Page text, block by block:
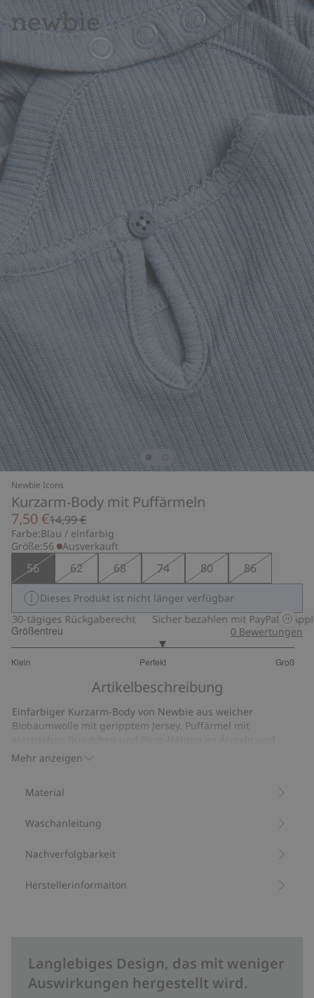
Newbie Icons
Kurzarm-Body mit Puffärmeln
7,50 €14,99 €
Farbe:Blau / einfarbig
Größe:56 Ausverkauft
56 62 68 74 80 86
Dieses Produkt ist nicht länger verfügbar
tägiges Rückgaberecht
Sicher bezahlen mit PayPal & Apple
Größentreu
Klein Perfekt Groß
von
32
Bewertungen
0 Bewertungen
Artikelbeschreibung
Mehr anzeigen
Einfarbiger Kurzarm-Body von Newbie aus weicher
Biobaumwolle mit geripptem Jersey. Puffärmel mit
Halsausschnitt. Knopf und Schlaufe hinten und Druckknöpfe
im Schritt erleichtern das An- und Ausziehen.
Artikelnummer
Material
Waschanleitung
Nachverfolgbarkeit
Herstellerinformaiton
Langlebiges Design, das mit weniger
Auswirkungen hergestellt wird.